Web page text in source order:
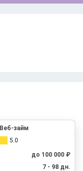
Веб-займ
5.0
до 100 000 ₽
7 - 98 дн.